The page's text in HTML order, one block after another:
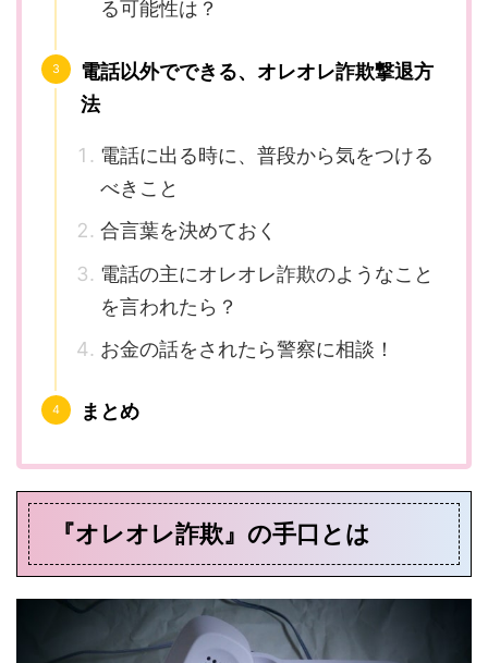
る可能性は？
電話以外でできる、オレオレ詐欺撃退方
法
電話に出る時に、普段から気をつける
べきこと
合言葉を決めておく
電話の主にオレオレ詐欺のようなこと
を言われたら？
お金の話をされたら警察に相談！
まとめ
『オレオレ詐欺』の手口とは